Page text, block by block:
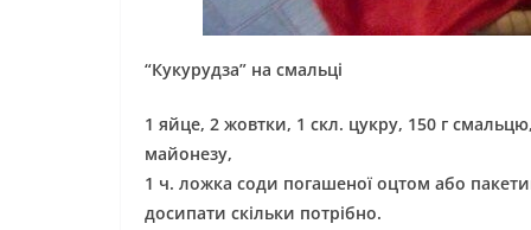
“Кукурудза” на смальці
1 яйце, 2 жовтки, 1 скл. цукру, 150 г
майонезу,
1 ч. ложка соди погашеної оцтом або
досипати скільки потрібно.